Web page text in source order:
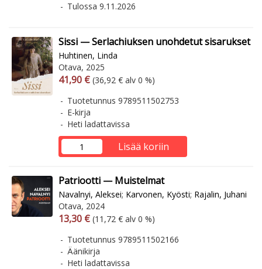
Tulossa 9.11.2026
Sissi — Serlachiuksen unohdetut sisarukset
Huhtinen, Linda
Otava, 2025
Arvonlisäverollinen hinta
41,90 € Arvonlisäveroton hinta
(36,92 € alv 0 %)
Tuotetunnus 9789511502753
E-kirja
Heti ladattavissa
Lisää koriin
Patriootti — Muistelmat
Navalnyi, Aleksei; Karvonen, Kyösti; Rajalin, Juhani
Otava, 2024
Arvonlisäverollinen hinta
13,30 € Arvonlisäveroton hinta
(11,72 € alv 0 %)
Tuotetunnus 9789511502166
Äänikirja
Heti ladattavissa